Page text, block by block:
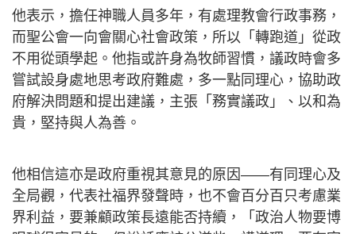
他表示，擔任神職人員多年，有處理教會行政事務，
而聖公會一向會關心社會政策，所以「轉跑道」從政
不用從頭學起。他指或許身為牧師習慣，議政時會多
嘗試設身處地思考政府難處，多一點同理心，協助政
府解決問題和提出建議，主張「務實議政」、以和為
貴，堅持與人為善。
他相信這亦是政府重視其意見的原因——有同理心及
全局觀，代表社福界發聲時，也不會百分百只考慮業
界利益，要兼顧政策長遠能否持續，「政治人物要博